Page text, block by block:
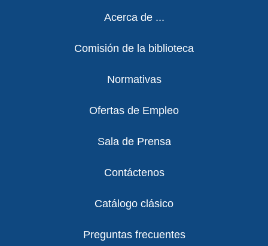
Acerca de ...
Comisión de la biblioteca
Normativas
Ofertas de Empleo
Sala de Prensa
Contáctenos
Catálogo clásico
Preguntas frecuentes